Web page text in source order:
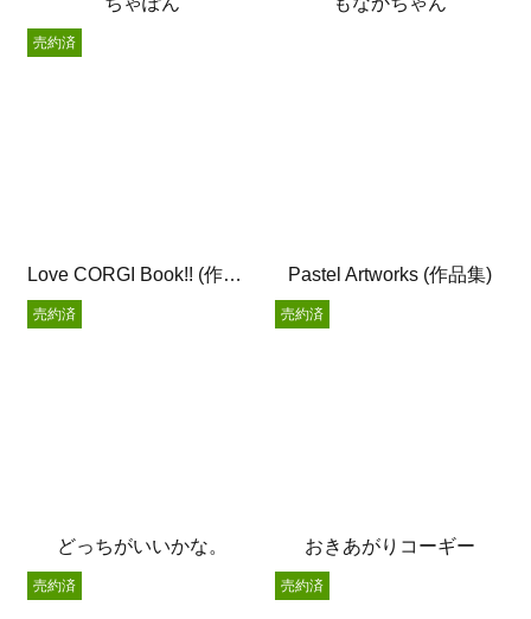
Love CORGI Book!! (作品集)
売約済
Pastel Artworks (作品集)
どっちがいいかな。
売約済
おきあがりコーギー
売約済
売約済 売約済